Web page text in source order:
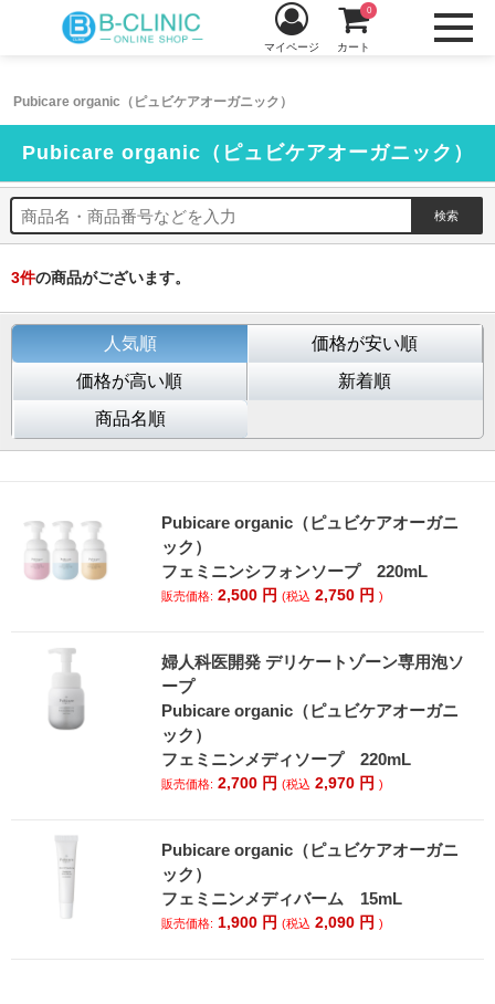
Pubicare organic（ピュビケアオーガニック）
マイページ カート
0
Pubicare organic（ピュビケアオーガニック）
3件の商品がございます。
人気順
価格が安い順
価格が高い順
新着順
商品名順
Pubicare organic（ピュビケアオーガニ
ック）
フェミニンシフォンソープ 220mL
販売価格: 2,500 円(税込 2,750 円)
婦人科医開発 デリケートゾーン専用泡ソ
ープ
Pubicare organic（ピュビケアオーガニ
ック）
フェミニンメディソープ 220mL
販売価格: 2,700 円(税込 2,970 円)
Pubicare organic（ピュビケアオーガニ
ック）
フェミニンメディバーム 15mL
販売価格: 1,900 円(税込 2,090 円)